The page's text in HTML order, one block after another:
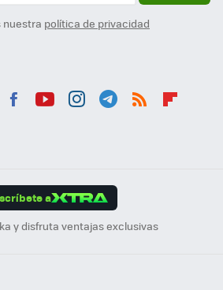
nuestra política de privacidad
a
y disfruta ventajas exclusivas